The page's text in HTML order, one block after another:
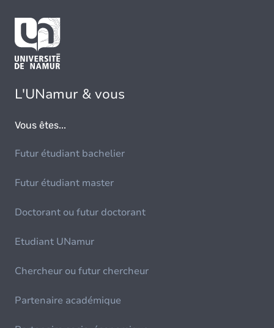
L'UNamur & vous
Vous êtes...
Futur étudiant bachelier
Futur étudiant master
Doctorant ou futur doctorant
Etudiant UNamur
Chercheur ou futur chercheur
Partenaire académique